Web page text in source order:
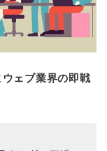
ウェブ業界の即戦